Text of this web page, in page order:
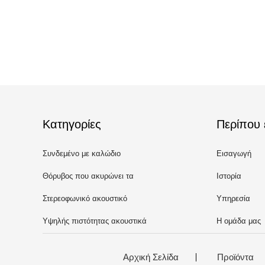
Κατηγορίες
Συνδεμένο με καλώδιο
ακουστικό Bluetooth
Θόρυβος που ακυρώνει τα
ακουστικά Bluetooth
Στερεοφωνικό ακουστικό
Bluetooth
Υψηλής πιστότητας ακουστικά
Περίπου
Εισαγωγή
Ιστορία
Υπηρεσία
Η ομάδα μας
Αρχική Σελίδα Προϊόντα